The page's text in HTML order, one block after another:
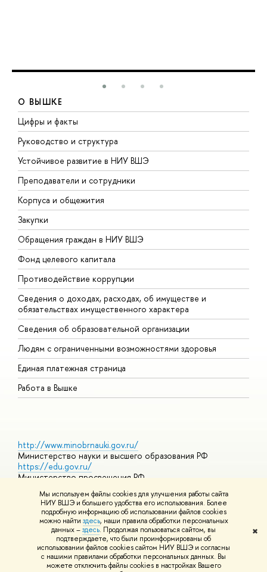
Мы используем файлы cookies для улучшения работы сайта
НИУ ВШЭ и большего удобства его использования. Более
подробную информацию об использовании файлов cookies
можно найти здесь, наши правила обработки персональных
данных –здесь. Продолжая пользоваться сайтом, вы
подтверждаете, что были проинформированы об
использовании файлов cookies сайтом НИУ ВШЭ и согласны
с нашими правилами обработки персональных данных. Вы
можете отключить файлы cookies в настройках Вашего
✖
О ВЫШКЕ
Цифры и факты
Руководство и структура
Устойчивое развитие в НИУ ВШЭ
Преподаватели и сотрудники
Корпуса и общежития
Закупки
Обращения граждан в НИУ ВШЭ
Фонд целевого капитала
Противодействие коррупции
Сведения о доходах, расходах, об имуществе и
обязательствах имущественного характера
Сведения об образовательной организации
Людям с ограниченными возможностями здоровья
Единая платежная страница
Работа в Вышке
http://www.minobrnauki.gov.ru/
Министерство науки и высшего образования РФ
https://edu.gov.ru/
Министерство просвещения РФ
https://elearning.hse.ru/mooc
Массовые открытые онлайн-курсы
© НИУ ВШЭ 1993–2026 Адреса и контактыУсловия
использования материалов Политика конфиденциальности
Шрифты HSE Sans и HSE Slab разработаны вШколе дизайна НИУ